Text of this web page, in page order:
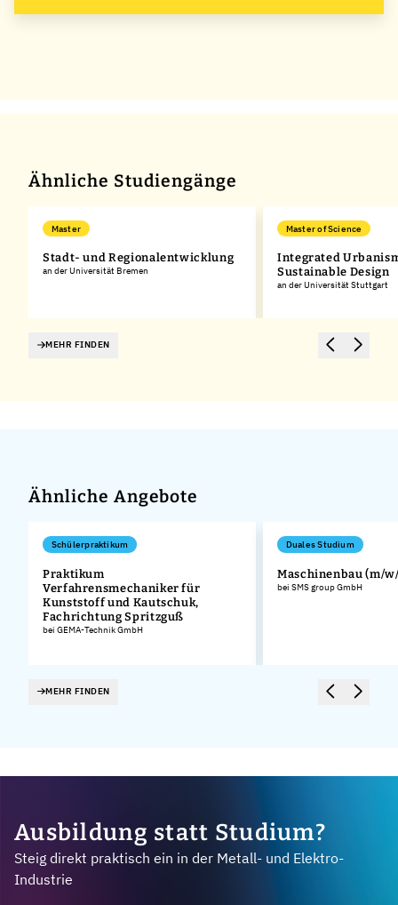
Ähnliche Studiengänge
Master
Stadt- und Regionalentwicklung
an der Universität Bremen
Master of Science
Integrated
Sustainable Design
an der Universität Stuttgart
MEHR FINDEN
Ähnliche Angebote
Schülerpraktikum
Praktikum
Verfahrensmechaniker für
Kunststoff und Kautschuk,
Fachrichtung Spritzguß
bei GEMA-Technik GmbH
Duales Studium
Maschinenbau (m/
bei SMS group GmbH
MEHR FINDEN
Ausbildung statt Studium?
Steig direkt praktisch ein in der Metall- und Elektro-
Industrie